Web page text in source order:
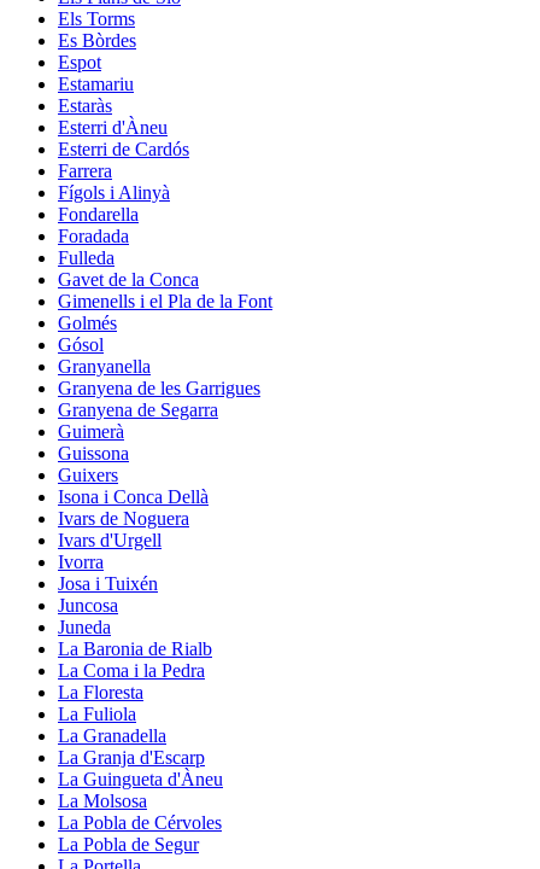
Els Torms
Es Bòrdes
Espot
Estamariu
Estaràs
Esterri d'Àneu
Esterri de Cardós
Farrera
Fígols i Alinyà
Fondarella
Foradada
Fulleda
Gavet de la Conca
Gimenells i el Pla de la Font
Golmés
Gósol
Granyanella
Granyena de les Garrigues
Granyena de Segarra
Guimerà
Guissona
Guixers
Isona i Conca Dellà
Ivars de Noguera
Ivars d'Urgell
Ivorra
Josa i Tuixén
Juncosa
Juneda
La Baronia de Rialb
La Coma i la Pedra
La Floresta
La Fuliola
La Granadella
La Granja d'Escarp
La Guingueta d'Àneu
La Molsosa
La Pobla de Cérvoles
La Pobla de Segur